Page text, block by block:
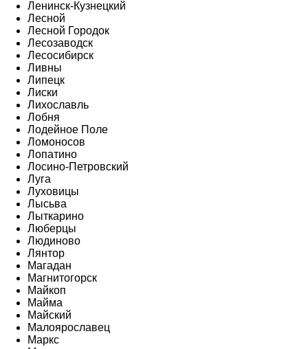
Ленинск-Кузнецкий
Лесной
Лесной Городок
Лесозаводск
Лесосибирск
Ливны
Липецк
Лиски
Лихославль
Лобня
Лодейное Поле
Ломоносов
Лопатино
Лосино-Петровский
Луга
Луховицы
Лысьва
Лыткарино
Люберцы
Людиново
Лянтор
Магадан
Магнитогорск
Майкоп
Майма
Майский
Малоярославец
Маркс